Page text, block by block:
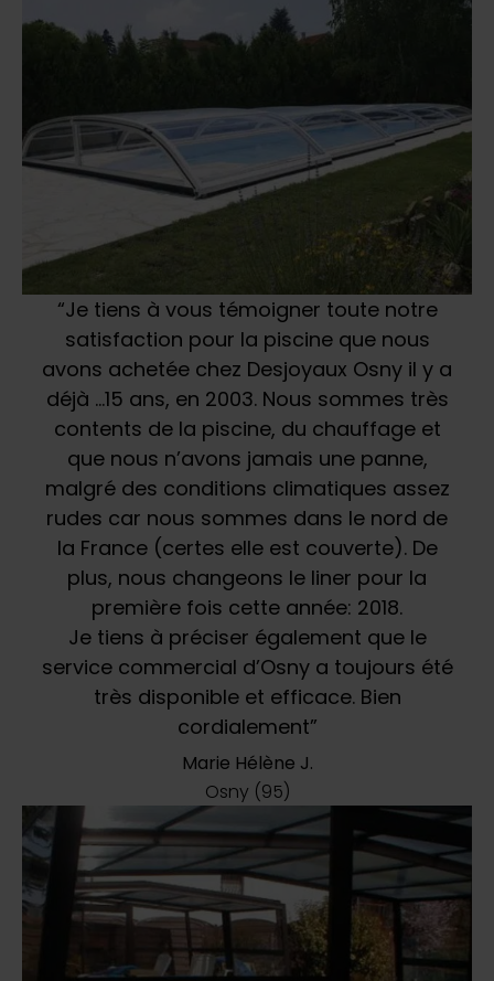
“Je tiens à vous témoigner toute notre
satisfaction pour la piscine que nous
avons achetée chez Desjoyaux Osny il y a
déjà …15 ans, en 2003. Nous sommes très
contents de la piscine, du chauffage et
que nous n’avons jamais une panne,
malgré des conditions climatiques assez
rudes car nous sommes dans le nord de
la France (certes elle est couverte). De
plus, nous changeons le liner pour la
première fois cette année: 2018.
Je tiens à préciser également que le
service commercial d’Osny a toujours été
très disponible et efficace. Bien
cordialement”
Marie Hélène J.
Osny (95)